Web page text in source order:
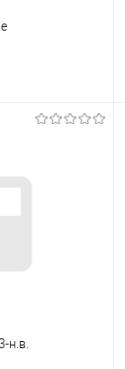
заказ
н.в.